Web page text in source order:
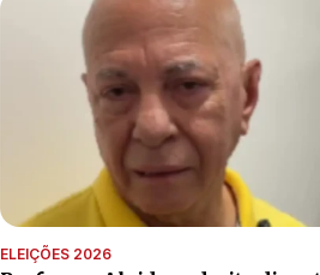
ELEIÇÕES 2026